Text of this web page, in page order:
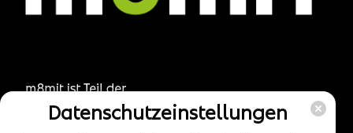
Datenschutzeinstellungen